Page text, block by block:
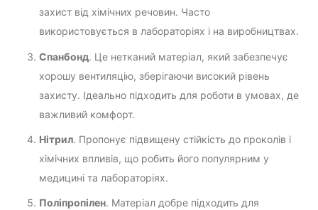
захист від хімічних речовин. Часто
використовується в лабораторіях і на виробництвах.
Спанбонд. Це нетканий матеріал, який забезпечує
хорошу вентиляцію, зберігаючи високий рівень
захисту. Ідеально підходить для роботи в умовах, де
важливий комфорт.
Нітрил. Пропонує підвищену стійкість до проколів і
хімічних впливів, що робить його популярним у
медицині та лабораторіях.
Поліпропілен. Матеріал добре підходить для